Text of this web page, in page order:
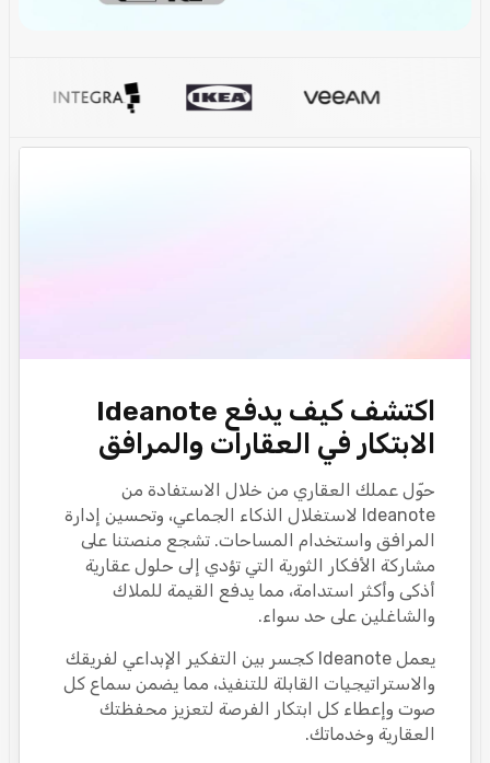
اكتشف كيف يدفع Ideanote
الابتكار في العقارات والمرافق
حوّل عملك العقاري من خلال الاستفادة من
Ideanote لاستغلال الذكاء الجماعي، وتحسين إدارة
المرافق واستخدام المساحات. تشجع منصتنا على
مشاركة الأفكار الثورية التي تؤدي إلى حلول عقارية
أذكى وأكثر استدامة، مما يدفع القيمة للملاك
والشاغلين على حد سواء.
يعمل Ideanote كجسر بين التفكير الإبداعي لفريقك
والاستراتيجيات القابلة للتنفيذ، مما يضمن سماع كل
صوت وإعطاء كل ابتكار الفرصة لتعزيز محفظتك
العقارية وخدماتك.